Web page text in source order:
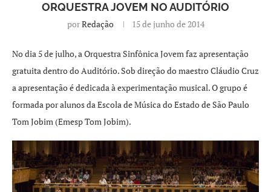
ORQUESTRA JOVEM NO AUDITÓRIO
porRedação 15 de junho de 2014
No dia 5 de julho, a Orquestra Sinfônica Jovem faz apresentação
gratuita dentro do Auditório. Sob direção do maestro Cláudio Cruz
a apresentação é dedicada à experimentação musical. O grupo é
formada por alunos da Escola de Música do Estado de São Paulo
Tom Jobim (Emesp Tom Jobim).